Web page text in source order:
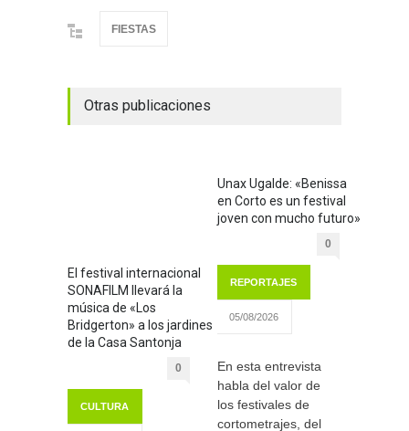
FIESTAS
Otras publicaciones
El festival internacional
SONAFILM llevará la
música de «Los
Bridgerton» a los jardines
de la Casa Santonja
0
CULTURA
Unax Ugalde: «Benissa
en Corto es un festival
joven con mucho futuro»
0
REPORTAJES
05/08/2026
En esta entrevista
habla del valor de
los festivales de
cortometrajes, del